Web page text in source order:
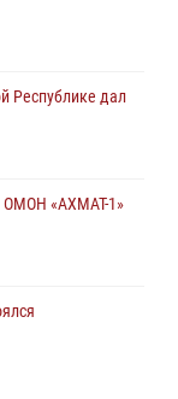
спортивных
Республике дал
ОМОН «АХМАТ-1»